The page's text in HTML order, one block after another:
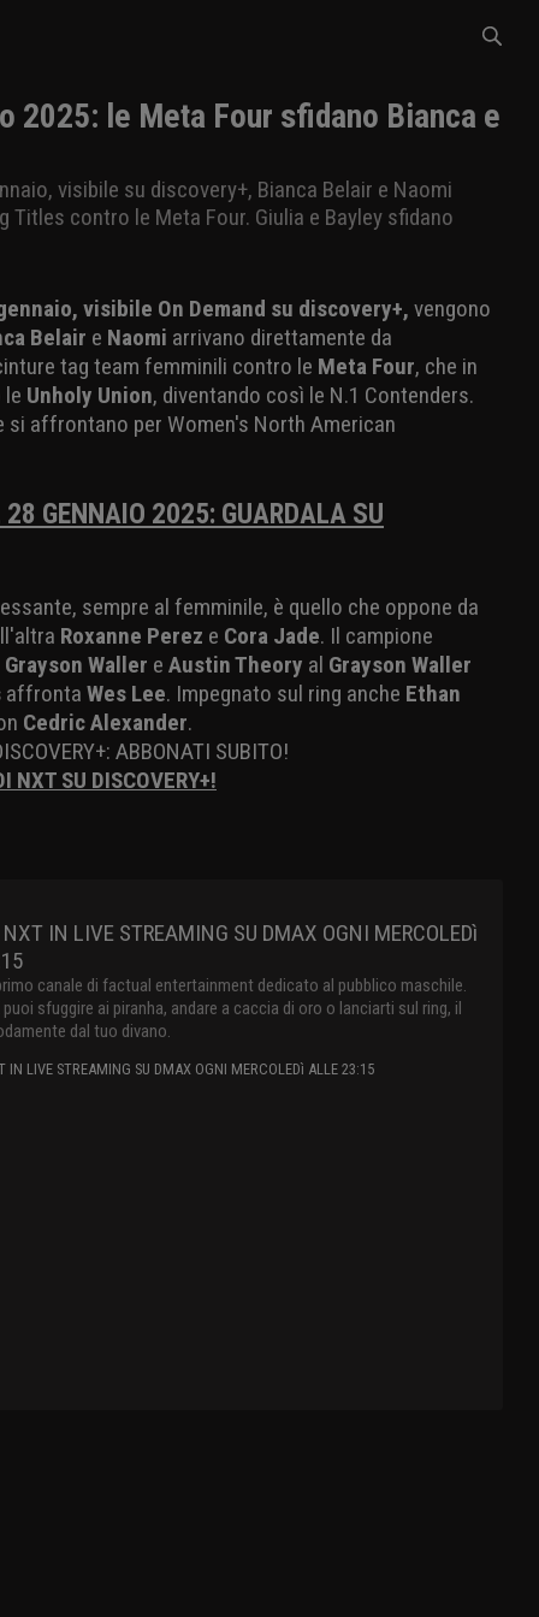
2025: le Meta Four sfidano Bianca e
visibile su discovery+, Bianca Belair e Naomi
Titles contro le Meta Four. Giulia e Bayley sfidano
visibile On Demand su discovery+, vengono
Belair e Naomi arrivano direttamente da
tag team femminili contro le Meta Four, che in
le Unholy Union, diventando così le N.1 Contenders.
si affrontano per Women's North American
GENNAIO 2025: GUARDALA SU
sempre al femminile, è quello che oppone da
Roxanne Perez e Cora Jade. Il campione
Grayson Waller e Austin Theory al Grayson Waller
affronta Wes Lee. Impegnato sul ring anche Ethan
Cedric Alexander.
ABBONATI SUBITO!
NXT SU DISCOVERY+!
NXT IN LIVE STREAMING SU DMAX OGNI MERCOLEDì
canale di factual entertainment dedicato al pubblico maschile.
puoi sfuggire ai piranha, andare a caccia di oro o lanciarti sul ring, il
dal tuo divano.
IN LIVE STREAMING SU DMAX OGNI MERCOLEDì ALLE 23:15